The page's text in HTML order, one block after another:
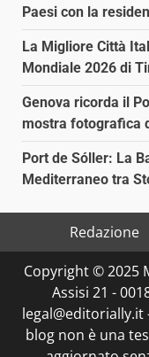
Paesi con la
La Migliore Città
Mondiale 2026 di
Genova ricorda il
mostra fotografica
Port de Sóller: La
Mediterraneo tra
Redazione
Copyright © 2025
Assisi 21 -
blog non è una